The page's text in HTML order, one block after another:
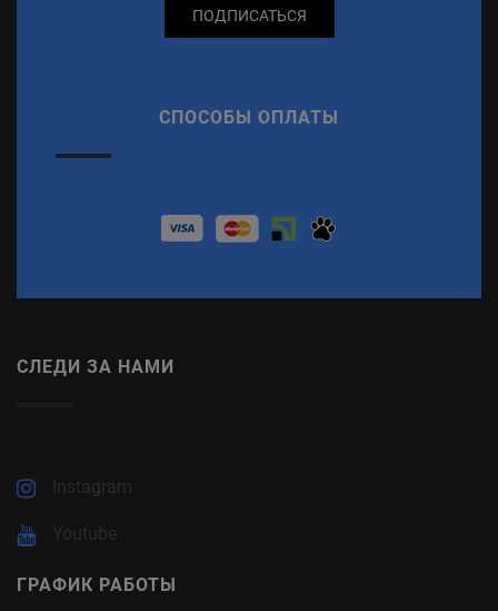
ПОДПИСАТЬСЯ
СПОСОБЫ ОПЛАТЫ
СЛЕДИ ЗА НАМИ
Instagram
Youtube
ГРАФИК РАБОТЫ